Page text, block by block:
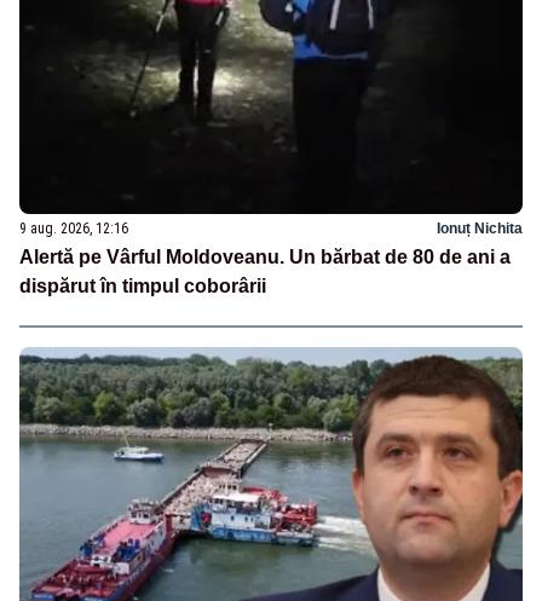
9 aug. 2026, 12:16 Ionuț Nichita
Alertă pe Vârful Moldoveanu. Un bărbat de 80 de ani a
dispărut în timpul coborârii